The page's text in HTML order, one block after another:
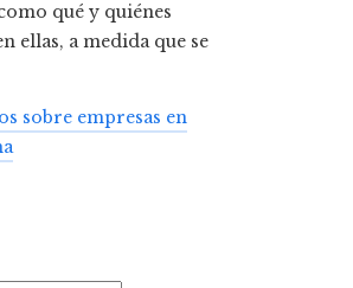
qué y quiénes
ellas, a medida que se
sobre empresas en